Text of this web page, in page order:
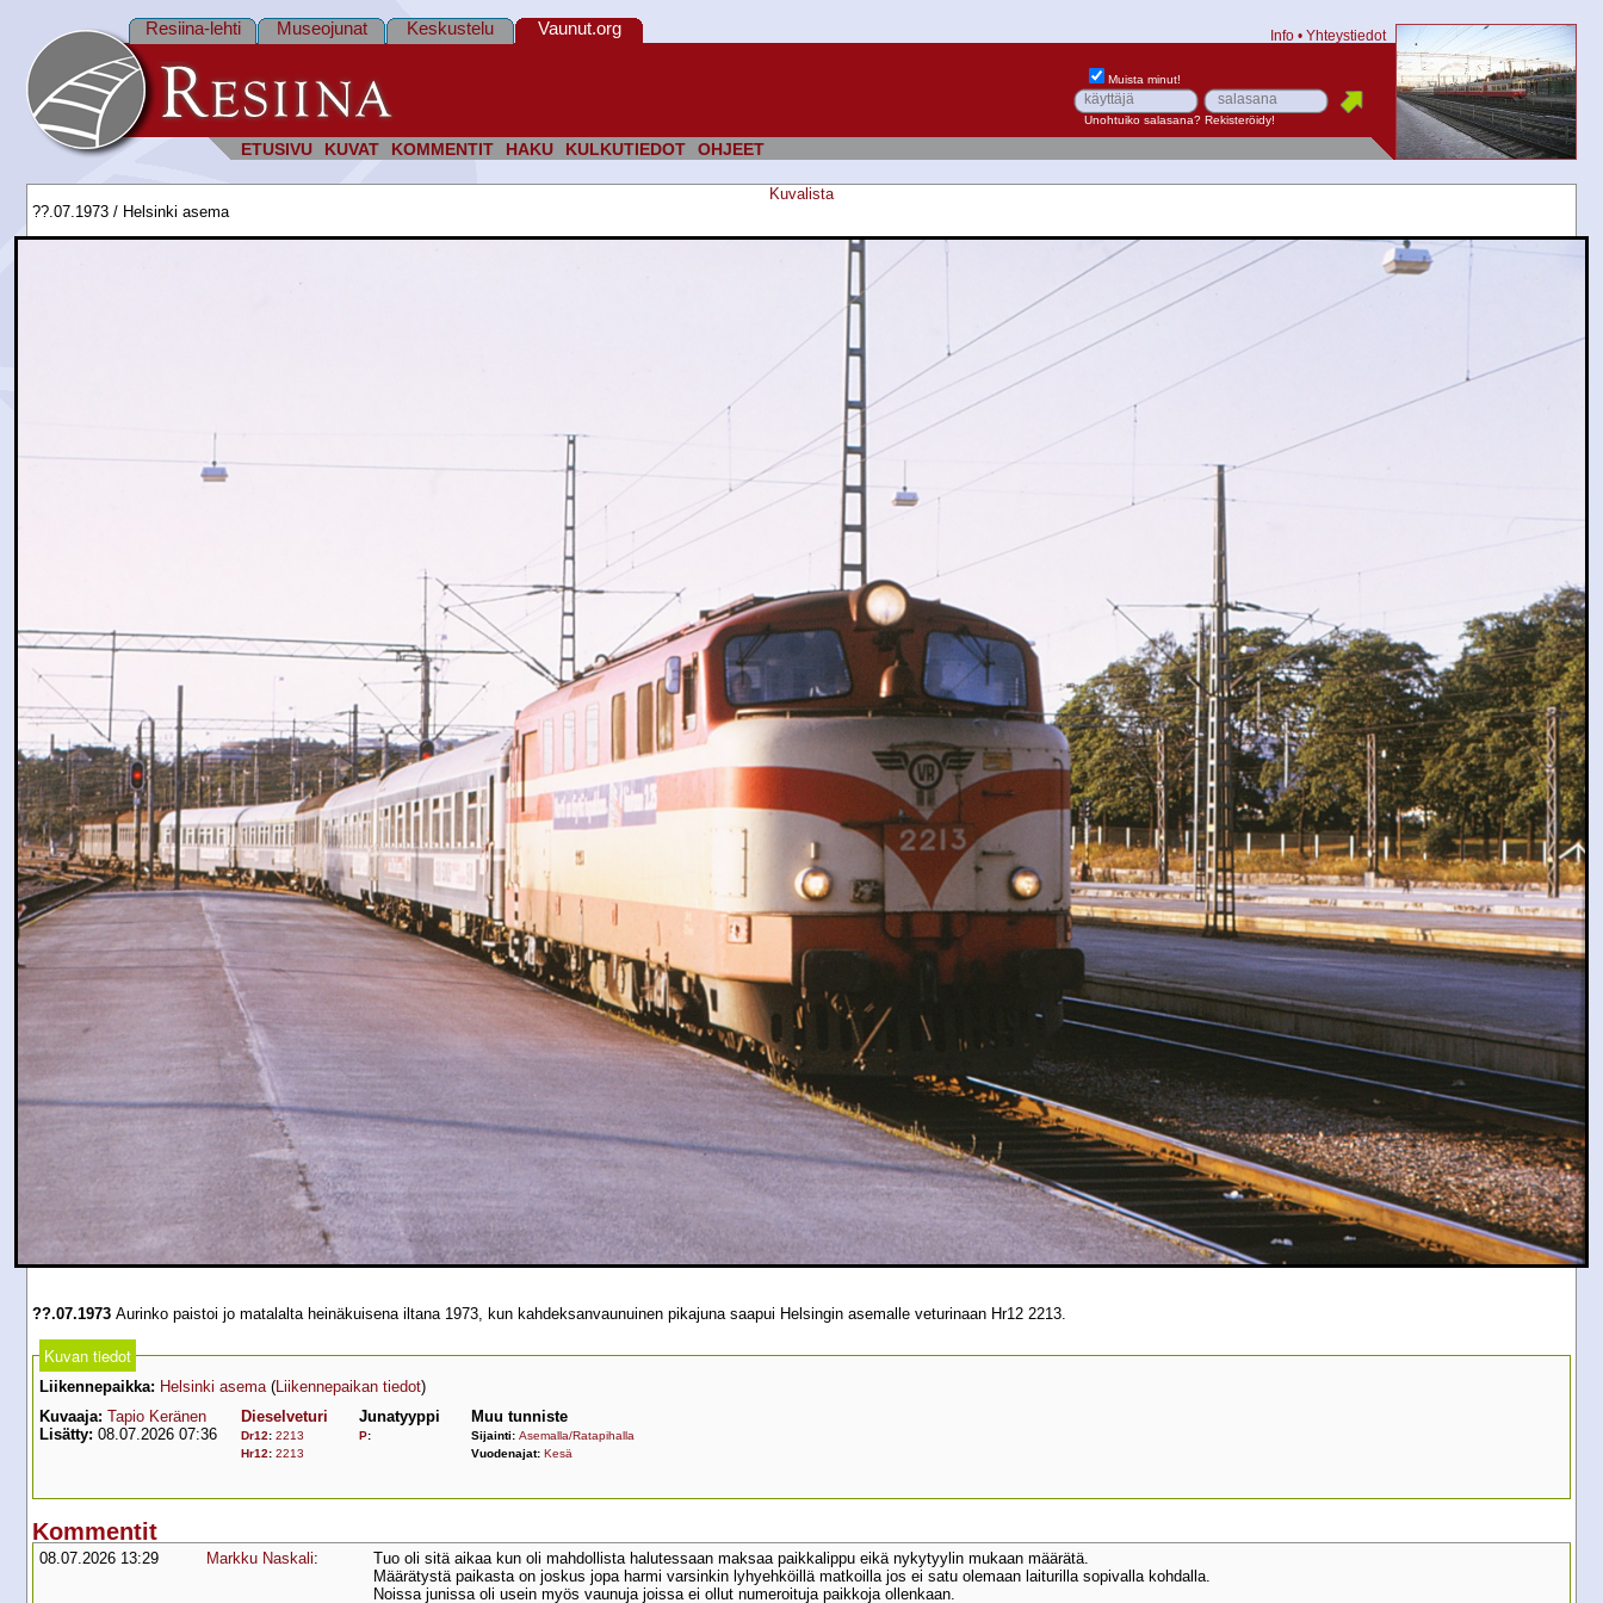
ETUSIVU KUVAT KOMMENTIT HAKU KULKUTIEDOT OHJEET
Resiina-lehti Museojunat Keskustelu Vaunut.org Info • Yhteystiedot
Muista minut!
Unohtuiko salasana? Rekisteröidy!
Kuvalista
??.07.1973 / Helsinki asema
??.07.1973 Aurinko paistoi jo matalalta heinäkuisena iltana 1973, kun kahdeksanvaunuinen pikajuna saapui Helsingin asemalle veturinaan Hr12 2213.
Kuvan tiedot
Liikennepaikka: Helsinki asema (Liikennepaikan tiedot)
Kuvaaja: Tapio Keränen
Lisätty: 08.07.2026 07:36
Dieselveturi
Dr12: 2213
Hr12: 2213
Junatyyppi
P:
Muu tunniste
Sijainti: Asemalla/Ratapihalla
Vuodenajat: Kesä
Kommentit
08.07.2026 13:29 Markku Naskali:
Tuo oli sitä aikaa kun oli mahdollista halutessaan maksaa paikkalippu eikä nykytyylin mukaan määrätä.
Määrätystä paikasta on joskus jopa harmi varsinkin lyhyehköillä matkoilla jos ei satu olemaan laiturilla sopivalla kohdalla.
Noissa junissa oli usein myös vaunuja joissa ei ollut numeroituja paikkoja ollenkaan.